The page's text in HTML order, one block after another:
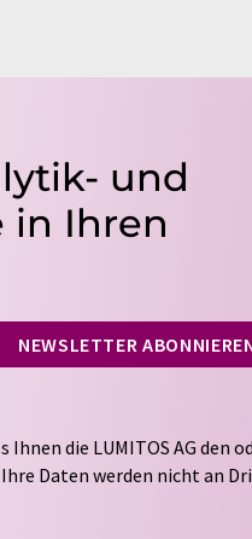
und
in Ihren
NEWSLETTER
die LUMITOS AG den
Daten werden nicht an
Daten durch die LUMITOS